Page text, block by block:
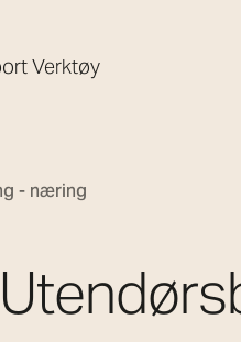
Verktøy
- næring